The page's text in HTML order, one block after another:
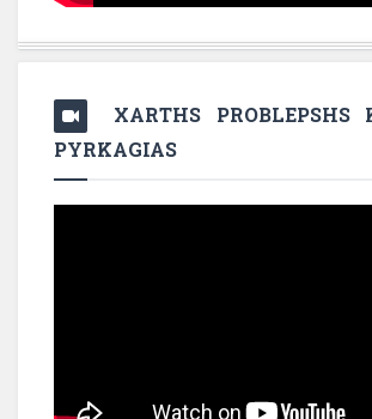
XARTHS PROBLEPSHS
PYRKAGIAS